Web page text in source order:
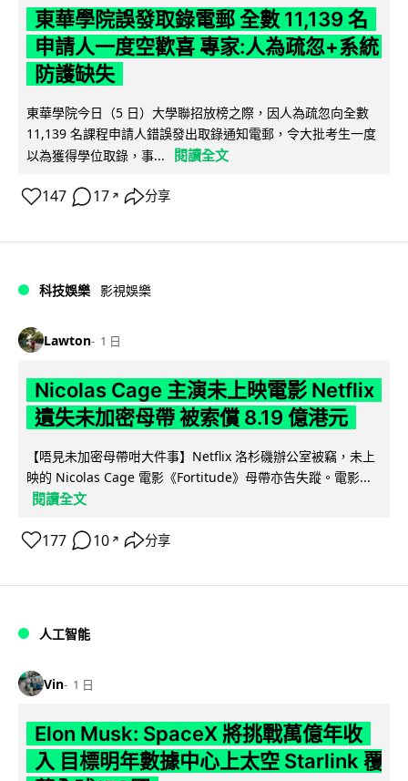
東華學院誤發取錄電郵 全數 11,139 名
申請人一度空歡喜 專家:人為疏忽+系統
防護缺失
東華學院今日（5 日）大學聯招放榜之際，因人為疏忽向全數
11,139 名課程申請人錯誤發出取錄通知電郵，令大批考生一度
以為獲得學位取錄，事...
閱讀全文
147 17 ↗ 分享
科技娛樂 影視娛樂
Lawton 1 日
Nicolas Cage 主演未上映電影 Netflix
遺失未加密母帶 被索償 8.19 億港元
【唔見未加密母帶咁大件事】Netflix 洛杉磯辦公室被竊，未上
映的 Nicolas Cage 電影《Fortitude》母帶亦告失蹤。電影...
閱讀全文
177 10 ↗ 分享
人工智能
Vin 1 日
Elon Musk: SpaceX 將挑戰萬億年收
入 目標明年數據中心上太空 Starlink 覆